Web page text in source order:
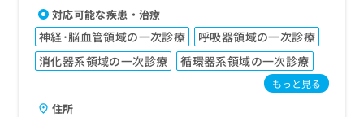
対応可能な疾患・治療
神経･脳血管領域の一次診療
呼吸器領域の一次診療
消化器系領域の一次診療
循環器系領域の一次診療
もっと見る
住所